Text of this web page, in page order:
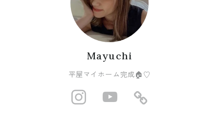
Mayuchi
平屋マイホーム完成🏠♡
http://https://